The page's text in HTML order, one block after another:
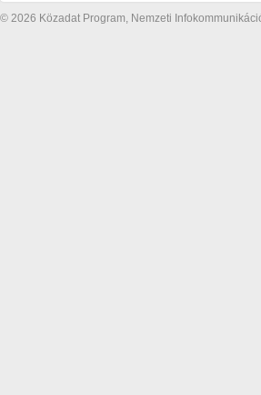
© 2026 Közadat Program, Nemzeti